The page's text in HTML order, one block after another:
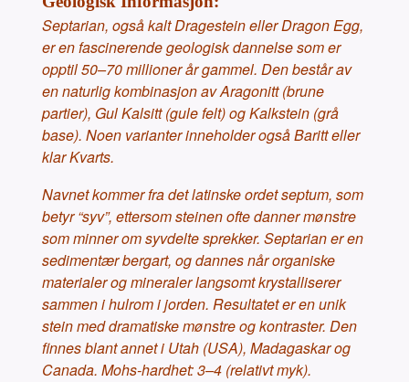
Septarian, også kalt Dragestein eller Dragon Egg,
er en fascinerende geologisk dannelse som er
opptil 50–70 millioner år gammel. Den består av
en naturlig kombinasjon av Aragonitt (brune
partier), Gul Kalsitt (gule felt) og Kalkstein (grå
base). Noen varianter inneholder også Baritt eller
klar Kvarts.
Navnet kommer fra det latinske ordet septum, som
betyr “syv”, ettersom steinen ofte danner mønstre
som minner om syvdelte sprekker. Septarian er en
sedimentær bergart, og dannes når organiske
materialer og mineraler langsomt krystalliserer
sammen i hulrom i jorden. Resultatet er en unik
stein med dramatiske mønstre og kontraster. Den
finnes blant annet i Utah (USA), Madagaskar og
Canada. Mohs-hardhet: 3–4 (relativt myk).